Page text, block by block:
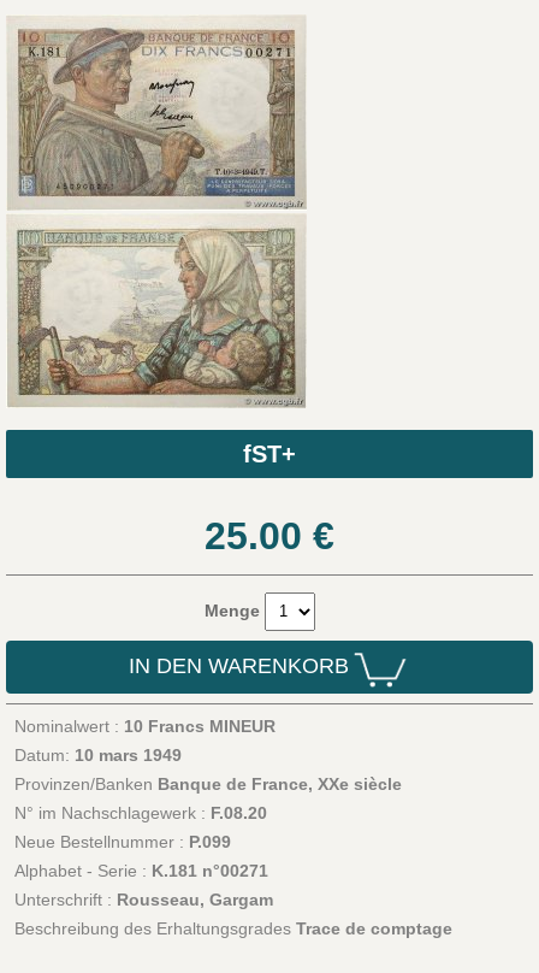
fST+
25.00 €
Menge
IN DEN WARENKORB
Nominalwert : 10 Francs MINEUR
Datum: 10 mars 1949
Provinzen/Banken Banque de France, XXe siècle
N° im Nachschlagewerk : F.08.20
Neue Bestellnummer : P.099
Alphabet - Serie : K.181 n°00271
Unterschrift : Rousseau, Gargam
Beschreibung des Erhaltungsgrades Trace de comptage